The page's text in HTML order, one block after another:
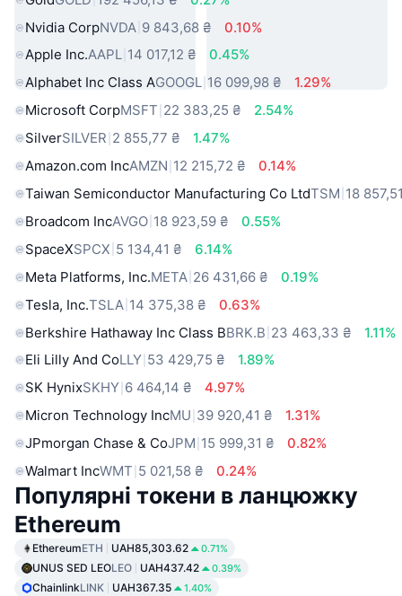
Nvidia CorpNVDA 9 843,68 ₴
0.10%
Apple Inc.AAPL 14 017,12 ₴
0.45%
Alphabet Inc Class AGOOGL 16 099,98 ₴
1.29%
Microsoft CorpMSFT 22 383,25 ₴
2.54%
SilverSILVER 2 855,77 ₴
1.47%
Amazon.com IncAMZN 12 215,72 ₴
0.14%
Taiwan Semiconductor Manufacturing Co LtdTSM 18
Broadcom IncAVGO 18 923,59 ₴
0.55%
SpaceXSPCX 5 134,41 ₴
6.14%
Meta Platforms, Inc.META 26 431,66 ₴
0.19%
Tesla, Inc.TSLA 14 375,38 ₴
0.63%
Berkshire Hathaway Inc Class BBRK.B 23 463,33 ₴
1.11%
Eli Lilly And CoLLY 53 429,75 ₴
1.89%
SK HynixSKHY 6 464,14 ₴
4.97%
Micron Technology IncMU 39 920,41 ₴
1.31%
JPmorgan Chase & CoJPM 15 999,31 ₴
0.82%
Walmart IncWMT 5 021,58 ₴ 0.24%
Популярні токени в ланцюжку
Ethereum
EthereumETH UAH85,303.62 0.71%
UNUS SED LEOLEO UAH437.42 0.39%
ChainlinkLINK UAH367.35 1.40%